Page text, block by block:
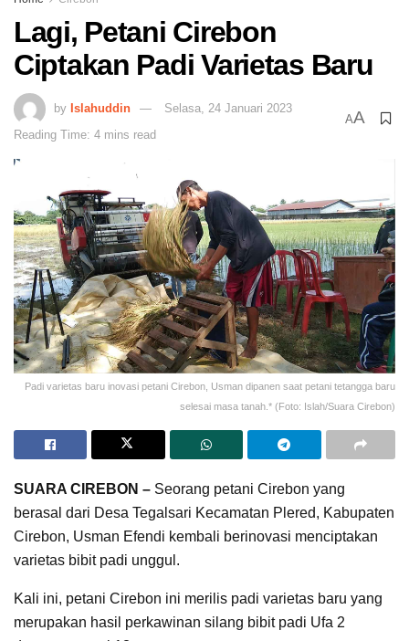
Lagi, Petani Cirebon
Ciptakan Padi Varietas Baru
by Islahuddin
Selasa, 24 Januari 2023
Reading Time: 4 mins read
AA
Padi varietas baru inovasi petani Cirebon, Usman dipanen saat petani tetangga baru
selesai masa tanah.* (Foto: Islah/Suara Cirebon)
SUARA CIREBON – Seorang petani Cirebon yang
berasal dari Desa Tegalsari Kecamatan Plered, Kabupaten
Cirebon, Usman Efendi kembali berinovasi menciptakan
varietas bibit padi unggul.
Kali ini, petani Cirebon ini merilis padi varietas baru yang
merupakan hasil perkawinan silang bibit padi Ufa 2